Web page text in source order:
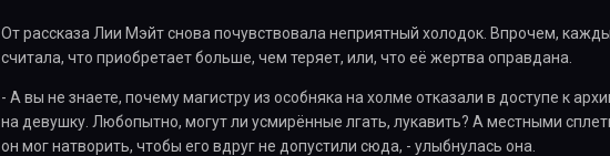
От рассказа Лии Мэйт снова почувствовала неприятный холодок. Впрочем,
считала, что приобретает больше, чем теряет, или, что её жертва оправдана.
- А вы не знаете, почему магистру из особняка на холме отказали в доступе к
на девушку. Любопытно, могут ли усмирённые лгать, лукавить? А местными
он мог натворить, чтобы его вдруг не допустили сюда, - улыбнулась она.